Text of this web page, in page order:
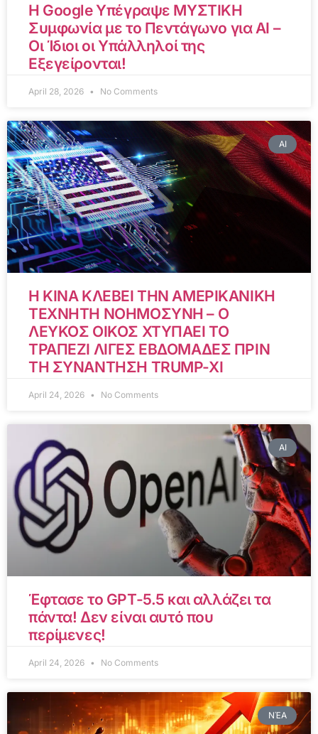
Η Google Υπέγραψε ΜΥΣΤΙΚΗ
Συμφωνία με το Πεντάγωνο για AI –
Οι Ίδιοι οι Υπάλληλοί της
Εξεγείρονται!
April 28, 2026 No Comments
AI
Η ΚΙΝΑ ΚΛΕΒΕΙ ΤΗΝ ΑΜΕΡΙΚΑΝΙΚΗ
ΤΕΧΝΗΤΗ ΝΟΗΜΟΣΥΝΗ – Ο
ΛΕΥΚΟΣ ΟΙΚΟΣ ΧΤΥΠΑΕΙ ΤΟ
ΤΡΑΠΕΖΙ ΛΙΓΕΣ ΕΒΔΟΜΑΔΕΣ ΠΡΙΝ
ΤΗ ΣΥΝΑΝΤΗΣΗ TRUMP-XI
April 24, 2026 No Comments
AI
Έφτασε το GPT-5.5 και αλλάζει τα
πάντα! Δεν είναι αυτό που
περίμενες!
April 24, 2026 No Comments
ΝΈΑ